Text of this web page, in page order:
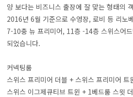
양 보다는 비즈니스 출장에 잘 맞는 형태의
2016년 6월 기준으로 수영장, 로비 등 리노
7-10충 뉴 프리미어, 11층 -14층 스위스어
되었습니다.
커넥팅룸
스위스 프리미어 더블 + 스위스 프리미어 트
스위스 이그제큐티브 트윈 + 1베드룸 스윗